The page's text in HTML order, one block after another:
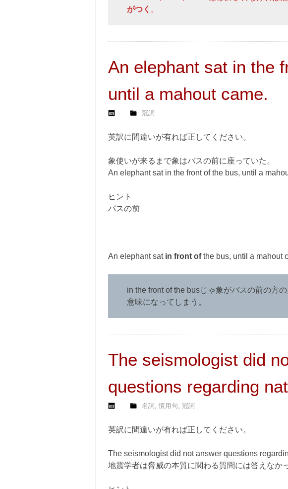
がつく 。
An elephant sat in the
until a mahout came.
冠詞
英訳に間違いが有れば正してください。
象使いが来るまで象はバスの前に座っていた。
An elephant sat in the front of the bus, until a
ヒント
バスの前
An elephant sat in front ofthe bus, until a mahout
in the front of the busじゃ象がバスの前の方
意味になってしまう。
The seismologist did
questions regarding
名詞 , 慣用句, 冠詞
英訳に間違いが有れば正してください。
The seismologist did not answer questions
地震学者は脅威の本質に関わる質問には答えなか